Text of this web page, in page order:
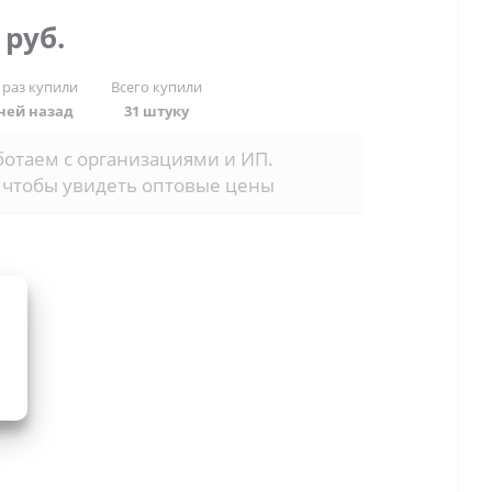
руб.
купили
назад
Всего купили
31 штуку
с организациями и ИП.
увидеть оптовые цены